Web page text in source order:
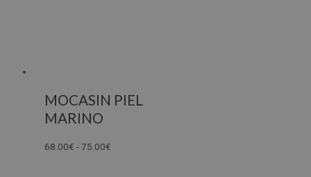
MOCASIN PIEL
MARINO
68.00€ - 75.00€